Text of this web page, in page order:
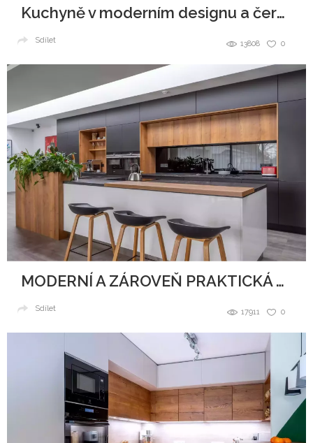
Kuchyně v moderním designu a černobílé kombinaci
0
13808
Sdílet
MODERNÍ A ZÁROVEŇ PRAKTICKÁ KUCHYNĚ
0
17911
Sdílet